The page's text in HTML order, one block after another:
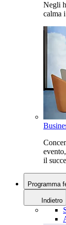
Negli
calma
il
Programma
Indietro